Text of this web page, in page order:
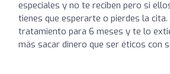
especiales y no te reciben pero si
tienes que esperarte o pierdes la cita.
tratamiento para 6 meses y te lo
más sacar dinero que ser éticos con